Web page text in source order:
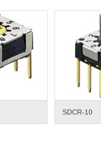
SDCR-10